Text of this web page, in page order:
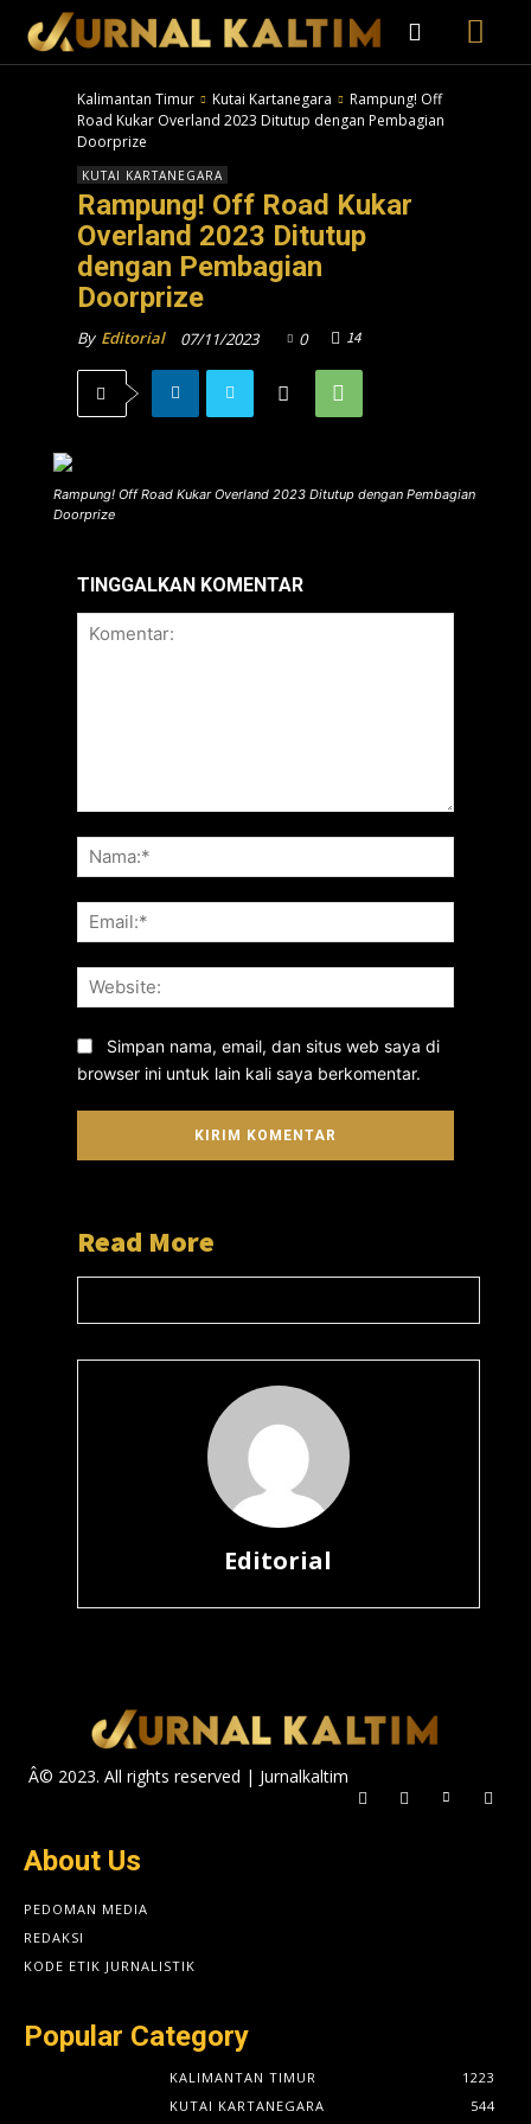
Kalimantan Timur Kutai Kartanegara
Rampung! Off
Road Kukar Overland 2023 Ditutup dengan Pembagian
Doorprize
KUTAI KARTANEGARA
Rampung! Off Road Kukar
Overland 2023 Ditutup
dengan Pembagian
Doorprize
By Editorial 07/11/2023 0 14
Rampung! Off Road Kukar Overland 2023 Ditutup dengan Pembagian
Doorprize
TINGGALKAN KOMENTAR
Simpan nama, email, dan situs web saya di
browser ini untuk lain kali saya berkomentar.
Read More
Editorial
Â© 2023. All rights reserved | Jurnalkaltim
About Us
PEDOMAN MEDIA
REDAKSI
KODE ETIK JURNALISTIK
Popular Category
KALIMANTAN TIMUR
1223
KUTAI KARTANEGARA
544